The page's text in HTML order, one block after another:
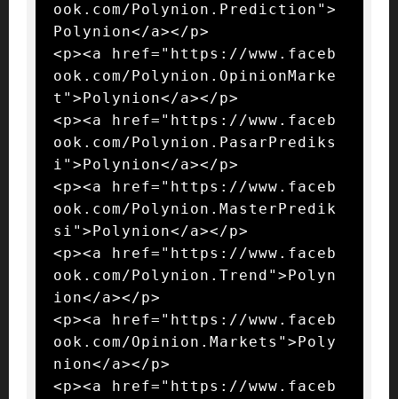
ook.com/Polynion.Prediction">
Polynion</a></p>
<p><a href="https://www.faceb
ook.com/Polynion.OpinionMarke
t">Polynion</a></p>
<p><a href="https://www.faceb
ook.com/Polynion.PasarPrediks
i">Polynion</a></p>
<p><a href="https://www.faceb
ook.com/Polynion.MasterPredik
si">Polynion</a></p>
<p><a href="https://www.faceb
ook.com/Polynion.Trend">Polyn
ion</a></p>
<p><a href="https://www.faceb
ook.com/Opinion.Markets">Poly
nion</a></p>
<p><a href="https://www.faceb